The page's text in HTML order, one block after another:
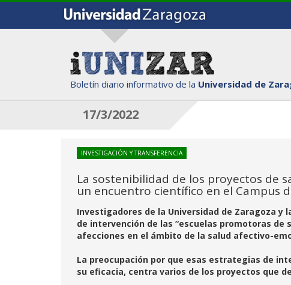
Boletín diario informativo de la Universidad de
17/3/2022
INVESTIGACIÓN Y TRANSFERENCIA
La sostenibilidad de los proyectos de
un encuentro científico en el Campus
Investigadores de la Universidad de Zaragoza y
de intervención de las “escuelas promotoras
afecciones en el ámbito de la salud afectivo-
La preocupación por que esas estrategias de
su eficacia, centra varios de los proyectos que